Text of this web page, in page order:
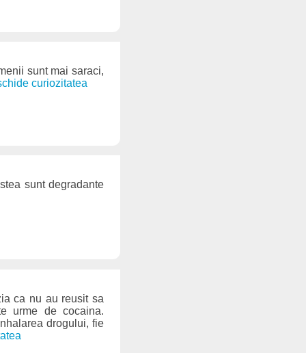
sunt mai saraci,
curiozitatea
sunt degradante
ca nu au reusit sa
urme de cocaina.
drogului, fie